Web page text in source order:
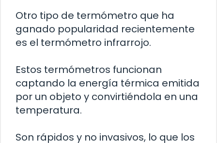
Otro tipo de termómetro que ha
ganado popularidad recientemente
es el termómetro infrarrojo.
Estos termómetros funcionan
captando la energía térmica emitida
por un objeto y convirtiéndola en una
temperatura.
Son rápidos y no invasivos, lo que los